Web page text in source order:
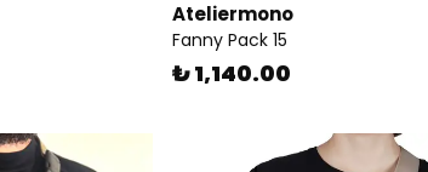
Ateliermono
Fanny Pack 15
₺ 1,140.00